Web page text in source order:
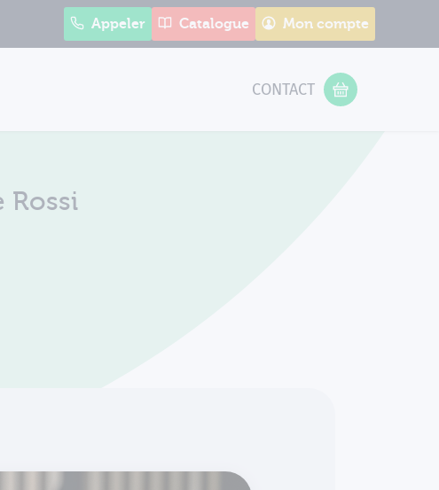
Appeler Catalogue Mon compte
CONTACT
VOTRE PANIER
Rossi